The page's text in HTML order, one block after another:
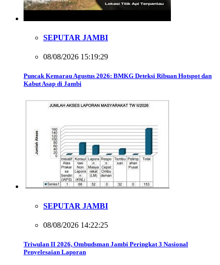
SEPUTAR JAMBI
08/08/2026 15:19:29
Puncak Kemarau Agustus 2026: BMKG Deteksi Ribuan Hotspot dan
Kabut Asap di Jambi
SEPUTAR JAMBI
08/08/2026 14:22:25
Triwulan II 2026, Ombudsman Jambi Peringkat 3 Nasional
Penyelesaian Laporan